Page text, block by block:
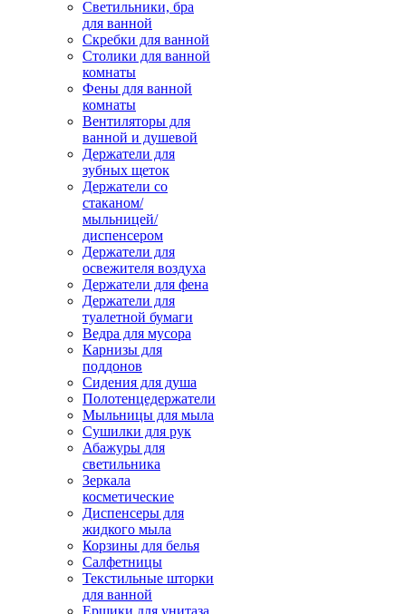
Светильники, бра
для ванной
Скребки для ванной
Столики для ванной
комнаты
Фены для ванной
комнаты
Вентиляторы для
ванной и душевой
Держатели для
зубных щеток
Держатели со
стаканом/
мыльницей/
диспенсером
Держатели для
освежителя воздуха
Держатели для фена
Держатели для
туалетной бумаги
Ведра для мусора
Карнизы для
поддонов
Сидения для душа
Полотенцедержатели
Мыльницы для мыла
Сушилки для рук
Абажуры для
светильника
Зеркала
косметические
Диспенсеры для
жидкого мыла
Корзины для белья
Салфетницы
Текстильные шторки
для ванной
Ершики для унитаза